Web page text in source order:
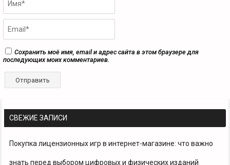
СВЕЖИЕ ЗАПИСИ
Покупка лицензионных игр в интернет-магазине: что важно
знать перед выбором цифровых и физических изданий
Сохранить моё имя, email и адрес сайта в этом браузере для
последующих моих комментариев.